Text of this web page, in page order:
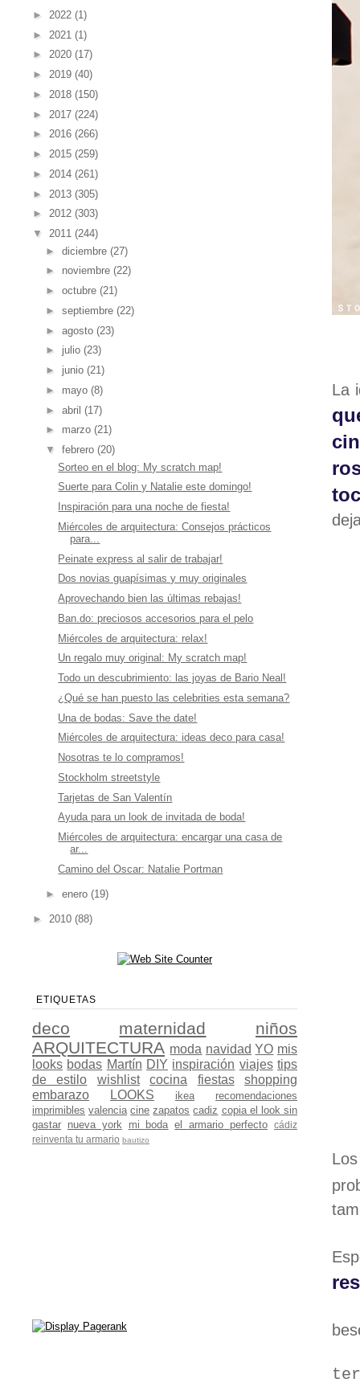
La
► 2022 (1)
► 2021 (1)
► 2020 (17)
► 2019 (40)
► 2018 (150)
► 2017 (224)
► 2016 (266)
► 2015 (259)
► 2014 (261)
► 2013 (305)
► 2012 (303)
▼ 2011 (244)
► diciembre (27)
► noviembre (22)
► octubre (21)
► septiembre (22)
► agosto (23)
► julio (23)
► junio (21)
► mayo (8)
► abril (17)
► marzo (21)
▼ febrero (20)
Sorteo en el blog: My scratch map!
Suerte para Colin y Natalie este domingo!
Inspiración para una noche de fiesta!
Miércoles de arquitectura: Consejos prácticos
para...
Peinate express al salir de trabajar!
Dos novias guapísimas y muy originales
Aprovechando bien las últimas rebajas!
Ban.do: preciosos accesorios para el pelo
Miércoles de arquitectura: relax!
Un regalo muy original: My scratch map!
Todo un descubrimiento: las joyas de Bario Neal!
¿Qué se han puesto las celebrities esta semana?
Una de bodas: Save the date!
Miércoles de arquitectura: ideas deco para casa!
Nosotras te lo compramos!
Stockholm streetstyle
Tarjetas de San Valentín
Ayuda para un look de invitada de boda!
Miércoles de arquitectura: encargar una casa de
ar...
Camino del Oscar: Natalie Portman
► enero (19)
► 2010 (88)
ETIQUETAS
deco maternidad
niños
ARQUITECTURA moda navidad YO mis
looks bodas Martín DIY inspiración viajes tips
de estilo
wishlist cocina fiestas
shopping
embarazo
LOOKS ikea
recomendaciones
imprimibles valencia cine zapatos cadiz copia el look sin
gastar nueva york mi boda el armario perfecto
cádiz
reinventa tu armario bautizo